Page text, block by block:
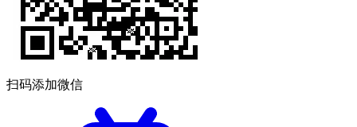
扫码添加微信